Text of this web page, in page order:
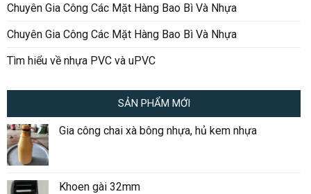
Chuyên Gia Công Các Mặt Hàng Bao Bì Và Nhựa
Chuyên Gia Công Các Mặt Hàng Bao Bì Và Nhựa
Tìm hiểu về nhựa PVC và uPVC
SẢN PHẨM MỚI
Gia công chai xà bông nhựa, hủ kem nhựa
Khoen gài 32mm